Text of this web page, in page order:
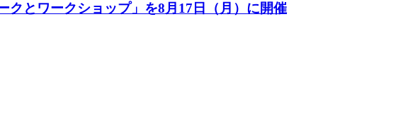
クとワークショップ」を8月17日（月）に開催